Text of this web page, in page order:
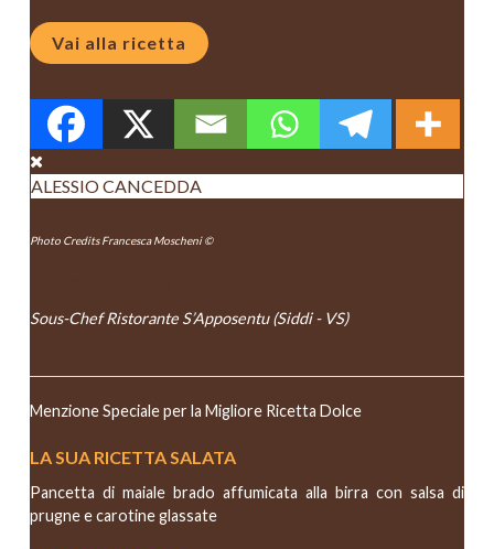
Vai alla ricetta
ALESSIO CANCEDDA
Photo Credits Francesca Moscheni ©
Sous-Chef Ristorante S’Apposentu (Siddi - VS)
Menzione Speciale per la Migliore Ricetta Dolce
LA SUA RICETTA SALATA
Pancetta di maiale brado affumicata alla birra con salsa di
prugne e carotine glassate